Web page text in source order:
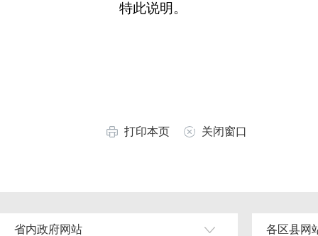
特此说明。
打印本页 关闭窗口
省内政府网站 各区县网